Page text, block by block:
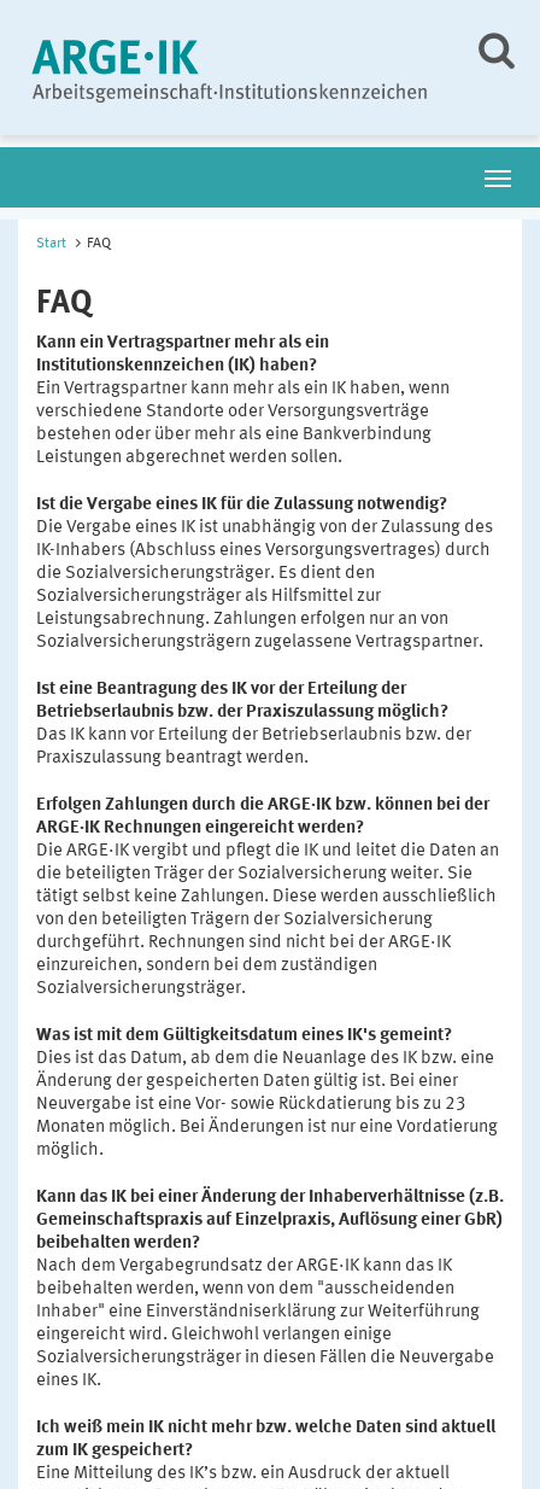
Start FAQ
FAQ
Kann ein Vertragspartner mehr als ein
Institutionskennzeichen (IK) haben?
Ein Vertragspartner kann mehr als ein IK haben, wenn
verschiedene Standorte oder Versorgungsverträge
bestehen oder über mehr als eine Bankverbindung
Leistungen abgerechnet werden sollen.
Ist die Vergabe eines IK für die Zulassung notwendig?
Die Vergabe eines IK ist unabhängig von der Zulassung des
IK-Inhabers (Abschluss eines Versorgungsvertrages) durch
die Sozialversicherungsträger. Es dient den
Sozialversicherungsträger als Hilfsmittel zur
Leistungsabrechnung. Zahlungen erfolgen nur an von
Sozialversicherungsträgern zugelassene Vertragspartner.
Ist eine Beantragung des IK vor der Erteilung der
Betriebserlaubnis bzw. der Praxiszulassung möglich?
Das IK kann vor Erteilung der Betriebserlaubnis bzw. der
Praxiszulassung beantragt werden.
Erfolgen Zahlungen durch die ARGE·IK bzw. können bei der
ARGE·IK Rechnungen eingereicht werden?
Die ARGE·IK vergibt und pflegt die IK und leitet die Daten an
die beteiligten Träger der Sozialversicherung weiter. Sie
tätigt selbst keine Zahlungen. Diese werden ausschließlich
von den beteiligten Trägern der Sozialversicherung
durchgeführt. Rechnungen sind nicht bei der ARGE·IK
einzureichen, sondern bei dem zuständigen
Sozialversicherungsträger.
Was ist mit dem Gültigkeitsdatum eines IK's gemeint?
Dies ist das Datum, ab dem die Neuanlage des IK bzw. eine
Änderung der gespeicherten Daten gültig ist. Bei einer
Neuvergabe ist eine Vor- sowie Rückdatierung bis zu 23
Monaten möglich. Bei Änderungen ist nur eine Vordatierung
möglich.
Kann das IK bei einer Änderung der Inhaberverhältnisse (z.B.
Gemeinschaftspraxis auf Einzelpraxis, Auflösung einer GbR)
beibehalten werden?
Nach dem Vergabegrundsatz der ARGE·IK kann das IK
beibehalten werden, wenn von dem "ausscheidenden
Inhaber" eine Einverständniserklärung zur Weiterführung
eingereicht wird. Gleichwohl verlangen einige
Sozialversicherungsträger in diesen Fällen die Neuvergabe
eines IK.
Ich weiß mein IK nicht mehr bzw. welche Daten sind aktuell
zum IK gespeichert?
Eine Mitteilung des IK’s bzw. ein Ausdruck der aktuell